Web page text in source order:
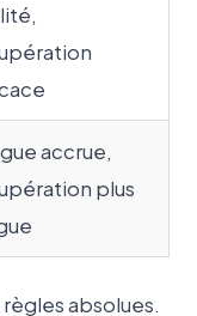
accrue,
plus
absolues.